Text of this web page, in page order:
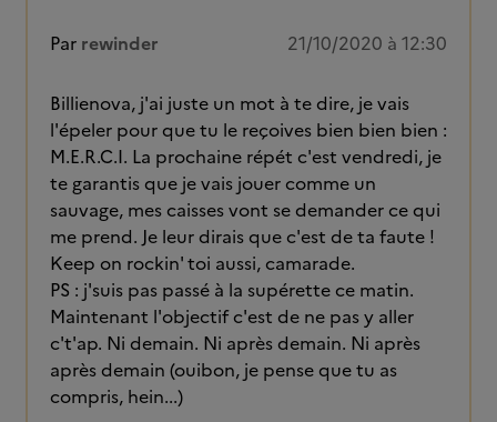
Par rewinder 21/10/2020 à 12:30
Billienova, j'ai juste un mot à te dire, je vais
l'épeler pour que tu le reçoives bien bien bien :
M.E.R.C.I. La prochaine répét c'est vendredi, je
te garantis que je vais jouer comme un
sauvage, mes caisses vont se demander ce qui
me prend. Je leur dirais que c'est de ta faute !
Keep on rockin' toi aussi, camarade.
PS : j'suis pas passé à la supérette ce matin.
Maintenant l'objectif c'est de ne pas y aller
c't'ap. Ni demain. Ni après demain. Ni après
après demain (ouibon, je pense que tu as
compris, hein...)